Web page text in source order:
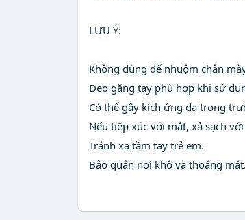
LƯU Ý:
Không dùng để nhuộm chân
Đeo găng tay phù hợp khi sử
Có thể gây kích ứng da trong
Nếu tiếp xúc với mắt, xả sạch
Tránh xa tầm tay trẻ em.
Bảo quản nơi khô và thoáng mát.